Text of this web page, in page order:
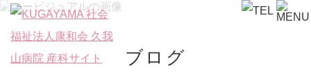
ブログ